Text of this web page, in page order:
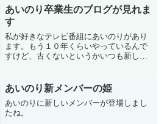
あいのり卒業生のブログが見れま
す
私が好きなテレビ番組にあいのりがあり
ます。もう１０年くらいやっているんで
すけど、古くないというかいつも新しい
ると色々なメンバーがいました。テレビ
に出ている当時はとても印...
あいのり新メンバーの姫
あいのりに新しいメンバーが登場しまし
たね。